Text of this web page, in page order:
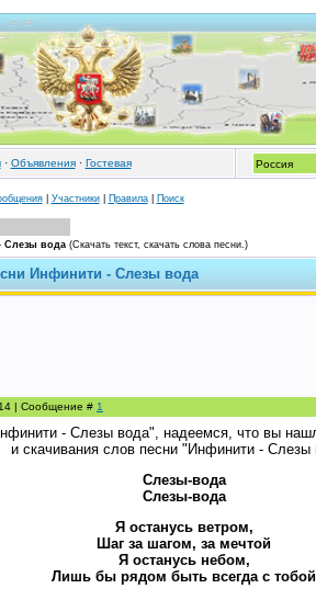
· Объявления· Гостевая
| Участники| Правила| Поиск
Слезы вода (Скачать текст, скачать слова песни.)
Инфинити - Слезы вода
| Сообщение # 1
- Слезы вода", надеемся, что вы
и скачивания слов песни "Инфинити - Слезы
Слезы-вода
Слезы-вода
Я останусь ветром,
Шаг за шагом, за мечтой
Я останусь небом,
Лишь бы рядом быть всегда с тобой